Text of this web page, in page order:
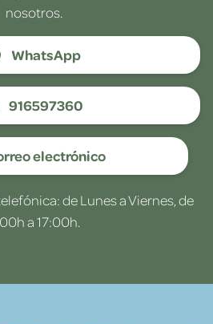
nosotros.
WhatsApp
916597360
electrónico
de Lunes a Viernes, de
a 17:00h.